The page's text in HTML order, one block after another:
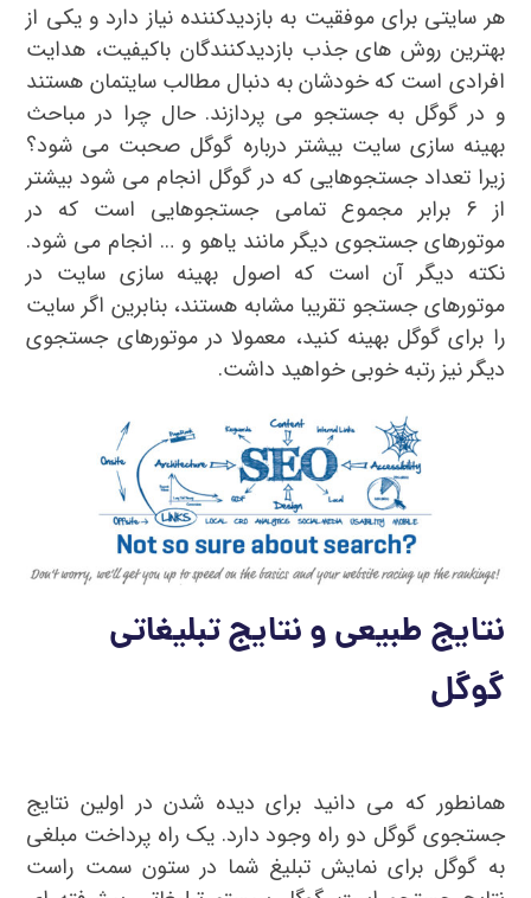
هر سایتی برای موفقیت به بازدیدکننده نیاز دارد و یکی از
بهترین روش های جذب بازدیدکنندگان باکیفیت، هدایت
افرادی است که خودشان به دنبال مطالب سایتمان هستند
و در گوگل به جستجو می پردازند. حال چرا در مباحث
بهینه سازی سایت بیشتر درباره گوگل صحبت می شود؟
زیرا تعداد جستجوهایی که در گوگل انجام می شود بیشتر
از 6 برابر مجموع تمامی جستجوهایی است که در
موتورهای جستجوی دیگر مانند یاهو و … انجام می شود.
نکته دیگر آن است که اصول بهینه سازی سایت در
موتورهای جستجو تقریبا مشابه هستند، بنابرین اگر سایت
را برای گوگل بهینه کنید، معمولا در موتورهای جستجوی
دیگر نیز رتبه خوبی خواهید داشت.
نتایج طبیعی و نتایج تبلیغاتی
گوگل
همانطور که می دانید برای دیده شدن در اولین نتایج
جستجوی گوگل دو راه وجود دارد. یک راه پرداخت مبلغی
به گوگل برای نمایش تبلیغ شما در ستون سمت راست